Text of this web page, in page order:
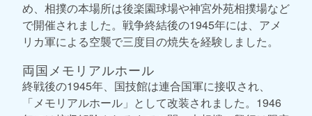
め、相撲の本場所は後楽園球場や神宮外苑相撲場など
で開催されました。戦争終結後の1945年には、アメ
リカ軍による空襲で三度目の焼失を経験しました。
両国メモリアルホール
終戦後の1945年、国技館は連合国軍に接収され、
「メモリアルホール」として改装されました。1946